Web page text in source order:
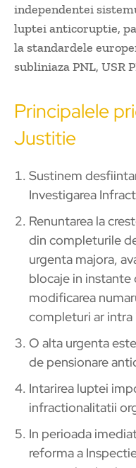
independentei
luptei anticoruptie,
la standardele
subliniaza PNL, USR
Principalele
Justitie
Sustinem
Investigarea
Renuntarea la
din completurile
urgenta majora,
blocaje in instante
modificarea
completuri ar intra
O alta urgenta
de pensionare
Intarirea luptei
infractionalitatii
In perioada
reforma a